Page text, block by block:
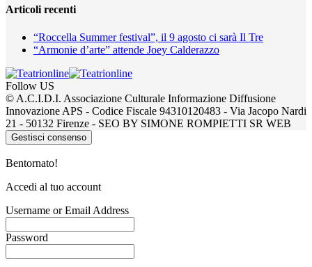
Articoli recenti
“Roccella Summer festival”, il 9 agosto ci sarà Il Tre
“Armonie d’arte” attende Joey Calderazzo
Follow US
© A.C.I.D.I. Associazione Culturale Informazione Diffusione
Innovazione APS - Codice Fiscale 94310120483 - Via Jacopo Nardi
21 - 50132 Firenze - SEO BY SIMONE ROMPIETTI SR WEB
Gestisci consenso
Bentornato!
Accedi al tuo account
Username or Email Address
Password